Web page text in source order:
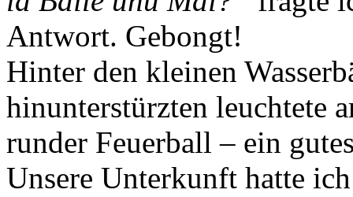
Antwort. Gebongt!
Hinter den kleinen
hinunterstürzten leuchtete
runder Feuerball – ein
Unsere Unterkunft hatte